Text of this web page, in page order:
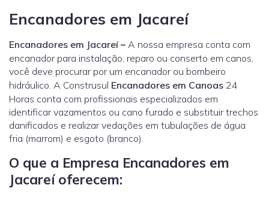
Encanadores em Jacareí
Encanadores em Jacareí– A nossa empresa conta com
encanador para instalação, reparo ou conserto em canos,
você deve procurar por um encanador ou bombeiro
hidráulico. A Construsul Encanadores em Canoas 24
Horas conta com profissionais especializados em
identificar vazamentos ou cano furado e substituir trechos
danificados e realizar vedações em tubulações de água
fria (marrom) e esgoto (branco).
O que a Empresa Encanadores em
Jacareí oferecem: